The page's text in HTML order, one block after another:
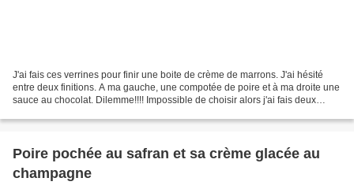
J'ai fais ces verrines pour finir une boite de crème de marrons. J'ai hésité
entre deux finitions. A ma gauche, une compotée de poire et à ma droite une
sauce au chocolat. Dilemme!!!! Impossible de choisir alors j'ai fais deux
Poire pochée au safran et sa crème glacée au
champagne